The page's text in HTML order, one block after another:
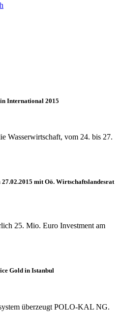
International 2015
Wasserwirtschaft, vom 24. bis 27.
mit Oö. Wirtschaftslandesrat
25. Mio. Euro Investment am
Gold in Istanbul
überzeugt POLO-KAL NG.